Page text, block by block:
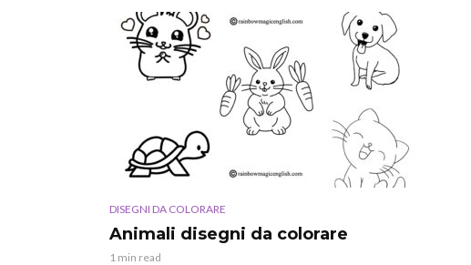
DISEGNI DA COLORARE
Animali disegni da colorare
1 min read